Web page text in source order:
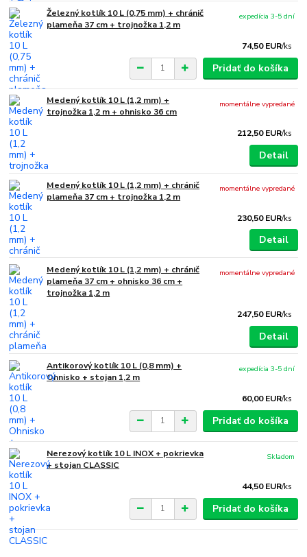
Železný kotlík 10 L (0,75 mm) + chránič
plameňa 37 cm + trojnožka 1,2 m
74,50 EUR/ks
expedícia 3-5 dní
Pridať do košíka
Medený kotlík 10 L (1,2 mm) +
trojnožka 1,2 m + ohnisko 36 cm
212,50 EUR/ks
momentálne vypredané
Detail
Medený kotlík 10 L (1,2 mm) + chránič
plameňa 37 cm + trojnožka 1,2 m
230,50 EUR/ks
momentálne vypredané
Detail
Medený kotlík 10 L (1,2 mm) + chránič
plameňa 37 cm + ohnisko 36 cm +
trojnožka 1,2 m
247,50 EUR/ks
momentálne vypredané
Detail
Antikorový kotlík 10 L (0,8 mm) +
Ohnisko + stojan 1,2 m
60,00 EUR/ks
expedícia 3-5 dní
Pridať do košíka
Nerezový kotlík 10 L INOX + pokrievka
+ stojan CLASSIC
44,50 EUR/ks
Skladom
Pridať do košíka